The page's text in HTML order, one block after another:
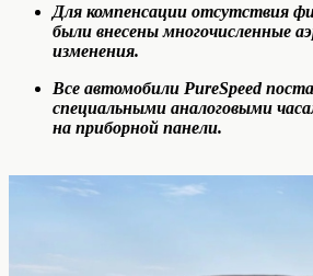
Для компенсации отсутствия
были внесены многочисленные
изменения.
Все автомобили PureSpeed
специальными аналоговыми
на приборной панели.